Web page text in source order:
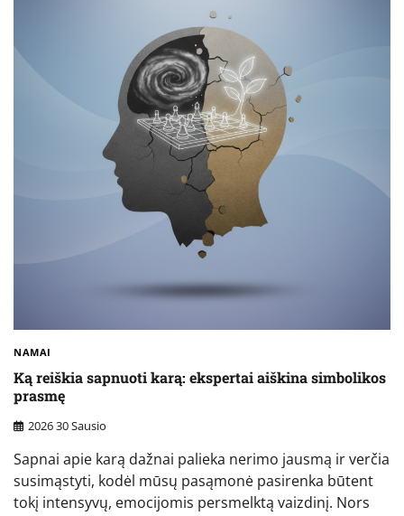
NAMAI
Ką reiškia sapnuoti karą: ekspertai aiškina simbolikos
prasmę
2026 30 Sausio
Sapnai apie karą dažnai palieka nerimo jausmą ir verčia
susimąstyti, kodėl mūsų pasąmonė pasirenka būtent
tokį intensyvų, emocijomis persmelktą vaizdinį. Nors